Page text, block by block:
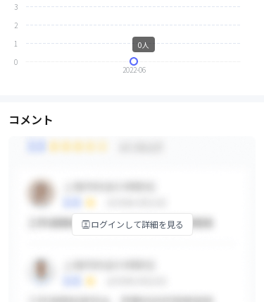
0
1
2
3
2022-06
0人
コメント
ログインして詳細を見る